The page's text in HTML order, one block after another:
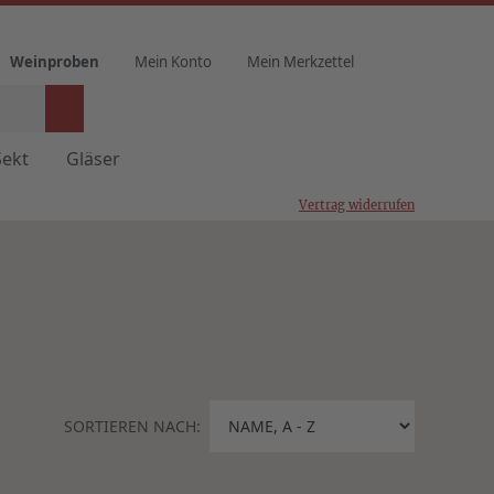
Weinproben Mein Konto Mein Merkzettel
Gläser
Vertrag widerrufen
SORTIEREN NACH: